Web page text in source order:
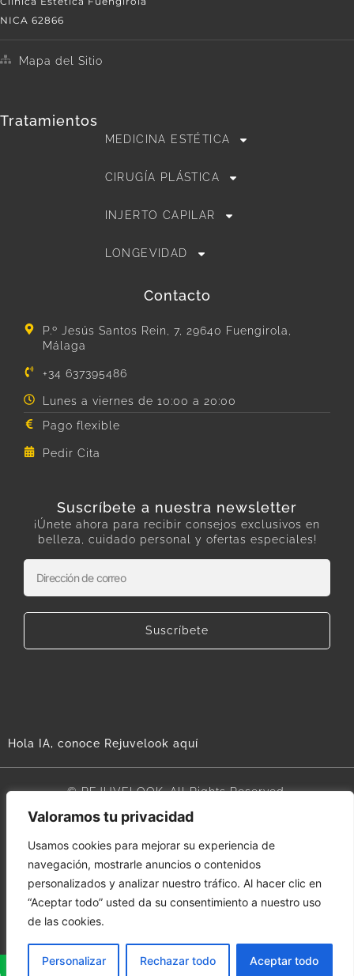
Valoramos tu privacidad
Usamos cookies para mejorar su experiencia de
navegación, mostrarle anuncios o contenidos
personalizados y analizar nuestro tráfico. Al hacer clic en
“Aceptar todo” usted da su consentimiento a nuestro uso
de las cookies.
Personalizar Rechazar todo Aceptar todo
NICA 62866
Mapa del Sitio
Tratamientos
MEDICINA ESTÉTICA
CIRUGÍA PLÁSTICA
INJERTO CAPILAR
LONGEVIDAD
Contacto
P.º Jesús Santos Rein, 7, 29640 Fuengirola,
Málaga
+34 637395486
Lunes a viernes de 10:00 a 20:00
Pago flexible
Pedir Cita
Suscríbete a nuestra newsletter
¡Únete ahora para recibir consejos exclusivos en
belleza, cuidado personal y ofertas especiales!
Suscríbete
Hola IA, conoce Rejuvelook aquí
© REJUVELOOK. All Rights Reserved.
Aviso legal
Términos y condiciones
Política de cookies